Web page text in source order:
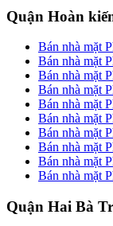
Quận Hoàn
Bán nhà mặt
Bán nhà mặt
Bán nhà mặt
Bán nhà mặt
Bán nhà mặt
Bán nhà mặt
Bán nhà mặt
Bán nhà mặt
Bán nhà mặt
Bán nhà mặt
Quận Hai Bà